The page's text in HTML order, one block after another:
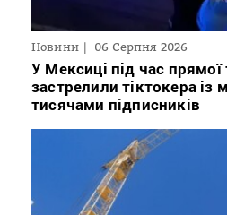
Новини 06 Серпня 2026
У Мексиці під час прямої
застрелили тіктокера із
тисячами підписників